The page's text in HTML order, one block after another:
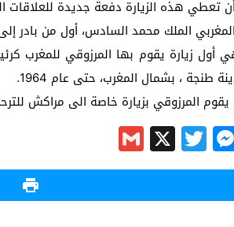
تعطي هذه الزيارة دفعة جديدة للعلاقات
الملك محمد السادس، أول من بادر
طنجة ، بشمال المغرب، حتى عام 1964.
المرزوقي بزيارة خاصة الى مراكش
Messenger
Twitter
X
Gmail